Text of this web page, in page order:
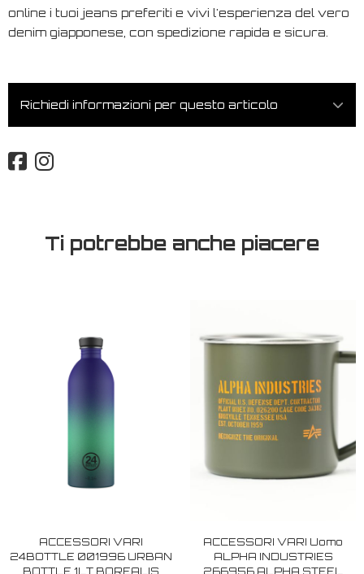
online i tuoi jeans preferiti e vivi l'esperienza del vero
denim giapponese, con spedizione rapida e sicura.
Richiedi informazioni per questo articolo
Ti potrebbe anche piacere
ACCESSORI VARI
24BOTTLE 001996 URBAN
BOTTLE 1LT BOREALIS
ACCESSORI VARI Uomo
ALPHA INDUSTRIES
266956 ALPHA STEEL